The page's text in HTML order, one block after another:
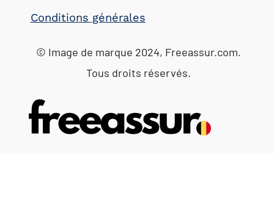
Conditions générales
© Image de marque 2024, Freeassur.com.
Tous droits réservés.